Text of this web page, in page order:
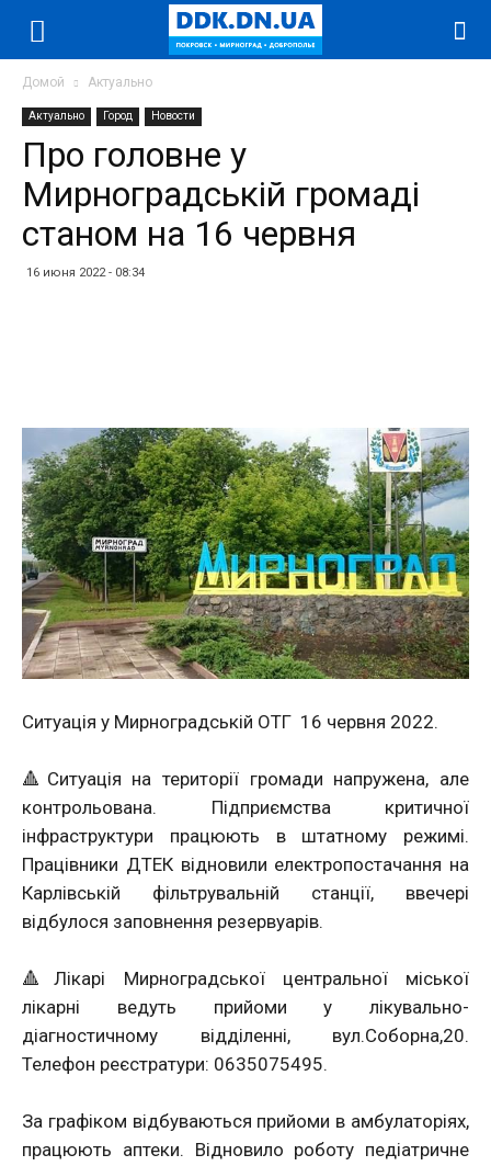
Домой Актуально
Актуально Город Новости
Про головне у
Мирноградській громаді
станом на 16 червня
16 июня 2022 - 08:34
Ситуація у Мирноградській ОТГ 16 червня 2022.
🔺Ситуація на території громади напружена, але
контрольована. Підприємства критичної
інфраструктури працюють в штатному режимі.
Працівники ДТЕК відновили електропостачання на
Карлівській фільтрувальній станції, ввечері
відбулося заповнення резервуарів.
🔺Лікарі Мирноградської центральної міської
лікарні ведуть прийоми у лікувально-
діагностичному відділенні, вул.Соборна,20.
Телефон реєстратури: 0635075495.
За графіком відбуваються прийоми в амбулаторіях,
працюють аптеки. Відновило роботу педіатричне